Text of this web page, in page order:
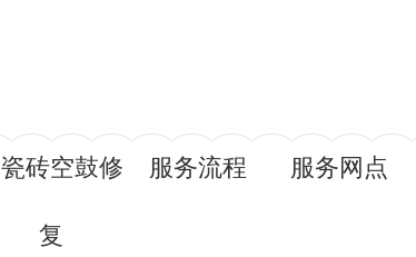
瓷砖空鼓修
复
服务流程 服务网点